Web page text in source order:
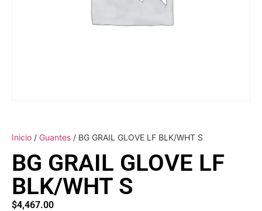
Inicio / Guantes / BG GRAIL GLOVE LF BLK/WHT S
BG GRAIL GLOVE LF
BLK/WHT S
$4,467.00